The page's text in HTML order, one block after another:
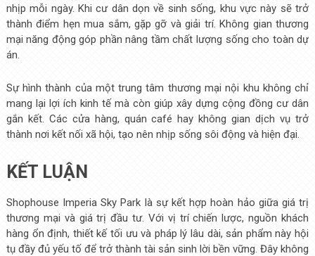
nhịp mỗi ngày. Khi cư dân dọn về sinh sống, khu vực này sẽ trở
thành điểm hẹn mua sắm, gặp gỡ và giải trí. Không gian thương
mại năng động góp phần nâng tầm chất lượng sống cho toàn dự
án.
Sự hình thành của một trung tâm thương mại nội khu không chỉ
mang lại lợi ích kinh tế mà còn giúp xây dựng cộng đồng cư dân
gắn kết. Các cửa hàng, quán café hay không gian dịch vụ trở
thành nơi kết nối xã hội, tạo nên nhịp sống sôi động và hiện đại.
KẾT LUẬN
Shophouse Imperia Sky Park là sự kết hợp hoàn hảo giữa giá trị
thương mại và giá trị đầu tư. Với vị trí chiến lược, nguồn khách
hàng ổn định, thiết kế tối ưu và pháp lý lâu dài, sản phẩm này hội
tụ đầy đủ yếu tố để trở thành tài sản sinh lời bền vững. Đây không